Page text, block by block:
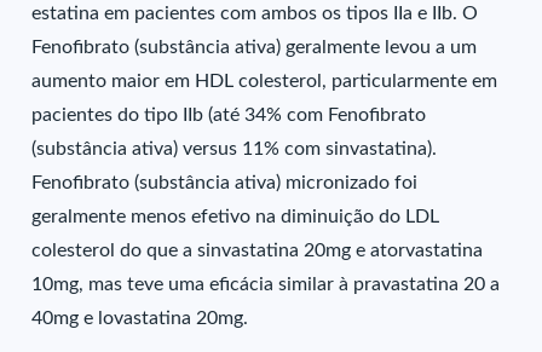
estatina em pacientes com ambos os tipos IIa e IIb. O
Fenofibrato (substância ativa) geralmente levou a um
aumento maior em HDL colesterol, particularmente em
pacientes do tipo IIb (até 34% com Fenofibrato
(substância ativa) versus 11% com sinvastatina).
Fenofibrato (substância ativa) micronizado foi
geralmente menos efetivo na diminuição do LDL
colesterol do que a sinvastatina 20mg e atorvastatina
10mg, mas teve uma eficácia similar à pravastatina 20 a
40mg e lovastatina 20mg.